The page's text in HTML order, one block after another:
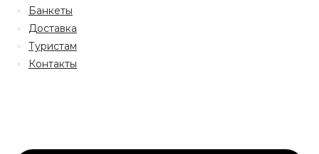
Банкеты
Доставка
Туристам
Контакты